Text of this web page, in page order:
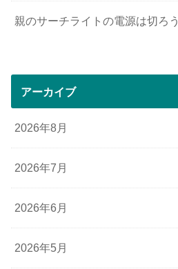
親のサーチライトの電源は切ろう
アーカイブ
2026年8月
2026年7月
2026年6月
2026年5月